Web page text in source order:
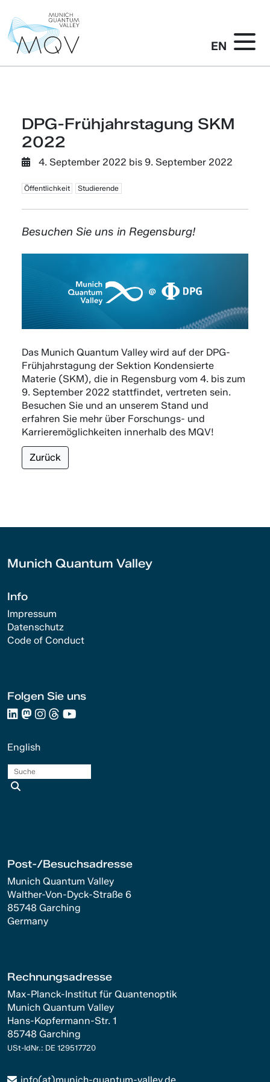
EN
DPG-Frühjahrstagung SKM
2022
4. September 2022 bis 9. September 2022
Öffentlichkeit Studierende
Besuchen Sie uns in Regensburg!
Das Munich Quantum Valley wird auf der DPG-
Frühjahrstagung der Sektion Kondensierte
Materie (SKM), die in Regensburg vom 4. bis zum
9. September 2022 stattfindet, vertreten sein.
Besuchen Sie und an unserem Stand und
erfahren Sie mehr über Forschungs- und
Karrieremöglichkeiten innerhalb des MQV!
Zurück
Munich Quantum Valley
Info
Impressum
Datenschutz
Code of Conduct
Folgen Sie uns
English
Post-/Besuchsadresse
Munich Quantum Valley
Walther-Von-Dyck-Straße 6
85748 Garching
Germany
Rechnungsadresse
Max-Planck-Institut für Quantenoptik
Munich Quantum Valley
Hans-Kopfermann-Str. 1
85748 Garching
USt-IdNr.: DE 129517720